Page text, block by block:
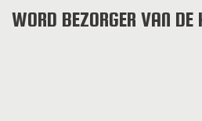
WORD BEZORGER VAN DE